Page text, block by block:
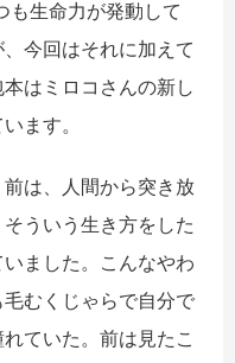
生命力が発動して
今回はそれに加えて
はミロコさんの新し
ます。
は、人間から突き放
ういう生き方をした
ました。こんなやわ
むくじゃらで自分で
ていた。前は見たこ